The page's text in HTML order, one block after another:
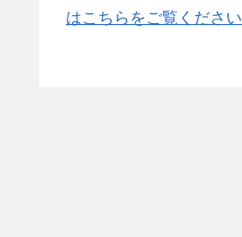
はこちらをご覧ください